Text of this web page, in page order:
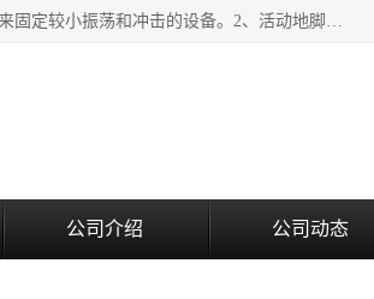
紧固件地脚螺栓的效果：1、将固定地脚螺栓与地面用水泥等物品灌溉在一起，可用来固定较小振荡和冲击的设备。2、活动地脚是一种可拆卸的地脚螺栓，可以固定有激烈振荡和冲击的大型机器设备。3、胀锚地脚螺栓用于固定比较简略且重量轻的设备，辅佐设备长期处于静止状态下。4、粘接地脚螺栓为一种使用广泛且常见的设备，它也是用来固定简略设备的小件。
公司介绍 公司动态